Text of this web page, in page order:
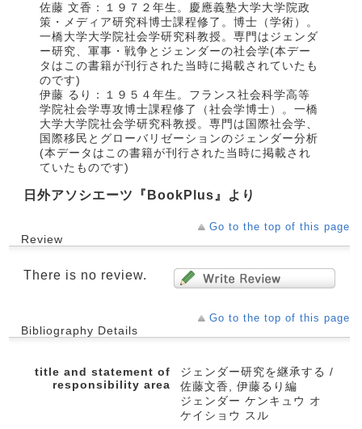
佐藤 文香：１９７２年生。慶應義塾大学大学院政
策・メディア研究科博士課程修了。博士（学術）。
一橋大学大学院社会学研究科教授。専門はジェンダ
ー研究、軍事・戦争とジェンダーの社会学(本デー
タはこの書籍が刊行された当時に掲載されていたも
のです)
伊藤 るり：１９５４年生。フランス社会科学高等
学院社会学専攻博士課程修了（社会学博士）。一橋
大学大学院社会学研究科教授。専門は国際社会学、
国際移民とグローバリゼーションのジェンダー分析
(本データはこの書籍が刊行された当時に掲載され
ていたものです)
日外アソシエーツ『BookPlus』より
Go to the top of this page
Review
There is no review.
Go to the top of this page
Bibliography Details
title and statement of
responsibility area
ジェンダー研究を継承する /
佐藤文香, 伊藤るり編
ジェンダー ケンキュウ オ
ケイショウ スル